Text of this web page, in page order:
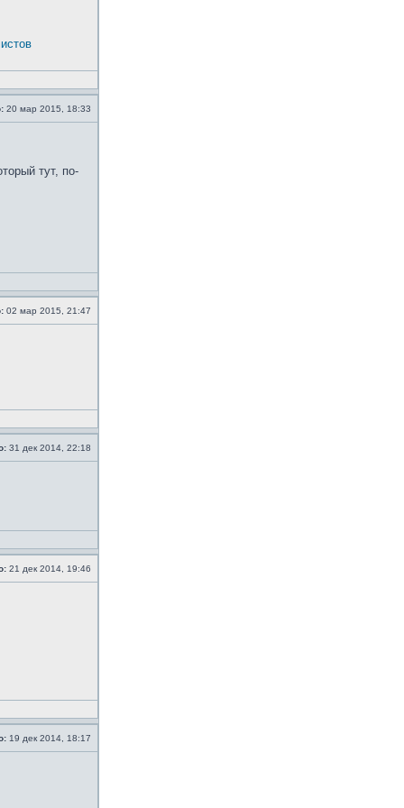
20 мар 2015, 18:33
тут, по-
02 мар 2015, 21:47
31 дек 2014, 22:18
21 дек 2014, 19:46
19 дек 2014, 18:17